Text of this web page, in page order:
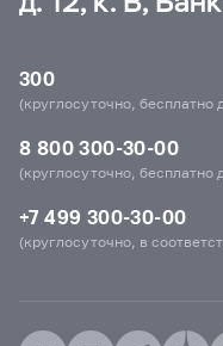
300
(круглосуточно, бесплатно
8 800 300-30-00
(круглосуточно, бесплатно
+7 499 300-30-00
(круглосуточно, в